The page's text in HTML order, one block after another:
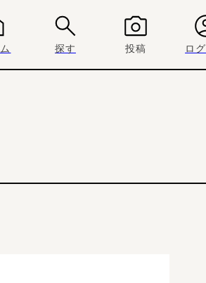
探す 投稿 ロ